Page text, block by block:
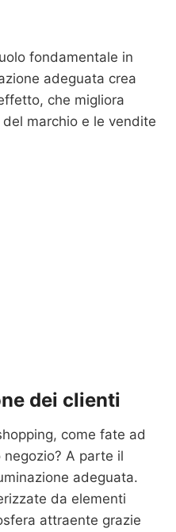
fondamentale in
adeguata crea
che migliora
marchio e le vendite
dei clienti
come fate ad
A parte il
adeguata.
da elementi
attraente grazie